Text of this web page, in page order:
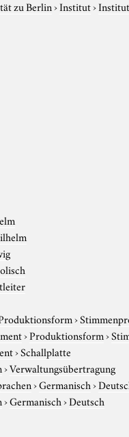
zu Berlin›Institut›
›
›Produktionsform›
›Schallplatte
›Verwaltungsübertragung
›Germanisch›
›Germanisch›Deutsch